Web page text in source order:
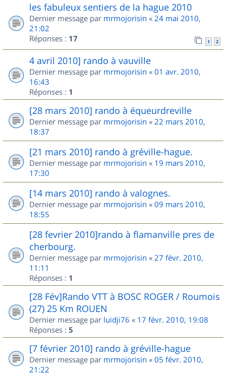
les fabuleux sentiers de la hague 2010
Dernier message par mrmojorisin « 24 mai 2010,
21:02
Réponses : 17 1 2
4 avril 2010] rando à vauville
Dernier message par mrmojorisin « 01 avr. 2010,
16:43
Réponses : 1
[28 mars 2010] rando à équeurdreville
Dernier message par mrmojorisin « 22 mars 2010,
18:37
[21 mars 2010] rando à gréville-hague.
Dernier message par mrmojorisin « 19 mars 2010,
17:30
[14 mars 2010] rando à valognes.
Dernier message par mrmojorisin « 09 mars 2010,
18:55
[28 fevrier 2010]rando à flamanville pres de
cherbourg.
Dernier message par mrmojorisin « 27 févr. 2010,
11:11
Réponses : 1
[28 Fév]Rando VTT à BOSC ROGER / Roumois
(27) 25 Km ROUEN
Dernier message par luidji76 « 17 févr. 2010, 19:08
Réponses : 5
[7 février 2010] rando à gréville-hague
Dernier message par mrmojorisin « 05 févr. 2010,
21:22